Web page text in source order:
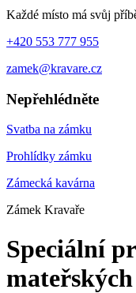
Každé místo má svůj
+420 553 777 955
zamek@kravare.cz
Nepřehlédněte
Svatba na zámku
Prohlídky zámku
Zámecká kavárna
Zámek Kravaře
Speciální